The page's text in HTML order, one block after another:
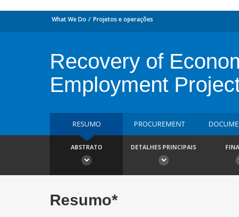
What We Do Projetos e operações
Recovery of
Employment
RESUMO PROCUREMENT
ABSTRATO DETALHES PRINCIPAIS
Resumo*